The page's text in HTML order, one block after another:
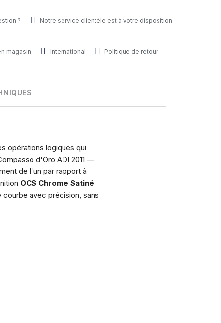
? Notre service clientèle est à votre disposition
magasin International Politique de retour
opérations logiques qui
d'Oro ADI 2011 —,
de l'un par rapport à
OCS Chrome Satiné,
avec précision, sans